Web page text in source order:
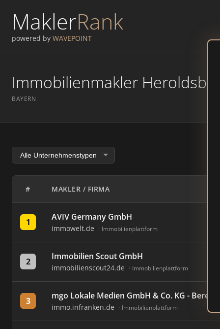
MaklerRank
powered by WAVEPOINT
Immobilienmakler
BAYERN
# MAKLER / FIRMA
1 AVIV Germany GmbH
immowelt.de Immobilienplattform
2 Immobilien Scout GmbH
immobilienscout24.de Immobilienplattform
3 mgo Lokale Medien GmbH & Co. KG - Bereich
immo.infranken.de Immobilienplattform